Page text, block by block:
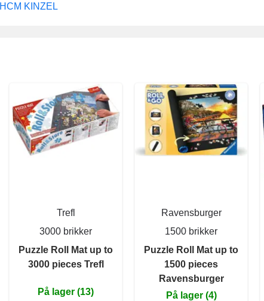
HCM KINZEL
Trefl
3000 brikker
Puzzle Roll Mat up to
3000 pieces Trefl
På lager (13)
Ravensburger
1500 brikker
Puzzle Roll Mat up to
1500 pieces
Ravensburger
På lager (4)